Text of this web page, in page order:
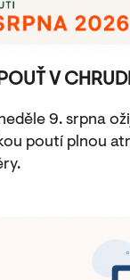
V
9. srpna
poutí plnou